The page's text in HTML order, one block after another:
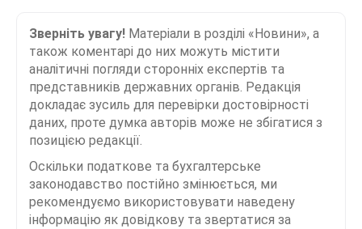
Зверніть увагу! Матеріали в розділі «Новини», а
також коментарі до них можуть містити
аналітичні погляди сторонніх експертів та
представників державних органів. Редакція
докладає зусиль для перевірки достовірності
даних, проте думка авторів може не збігатися з
позицією редакції.
Оскільки податкове та бухгалтерське
законодавство постійно змінюється, ми
рекомендуємо використовувати наведену
інформацію як довідкову та звертатися за